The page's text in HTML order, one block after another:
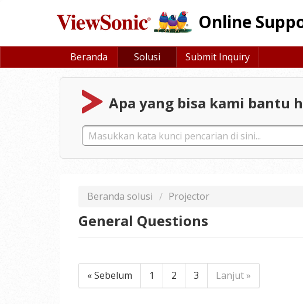
Online
Beranda Solusi Submit Inquiry
Apa yang bisa kami bantu
Beranda solusi Projector
General Questions
« Sebelum 1 2 3 Lanjut »